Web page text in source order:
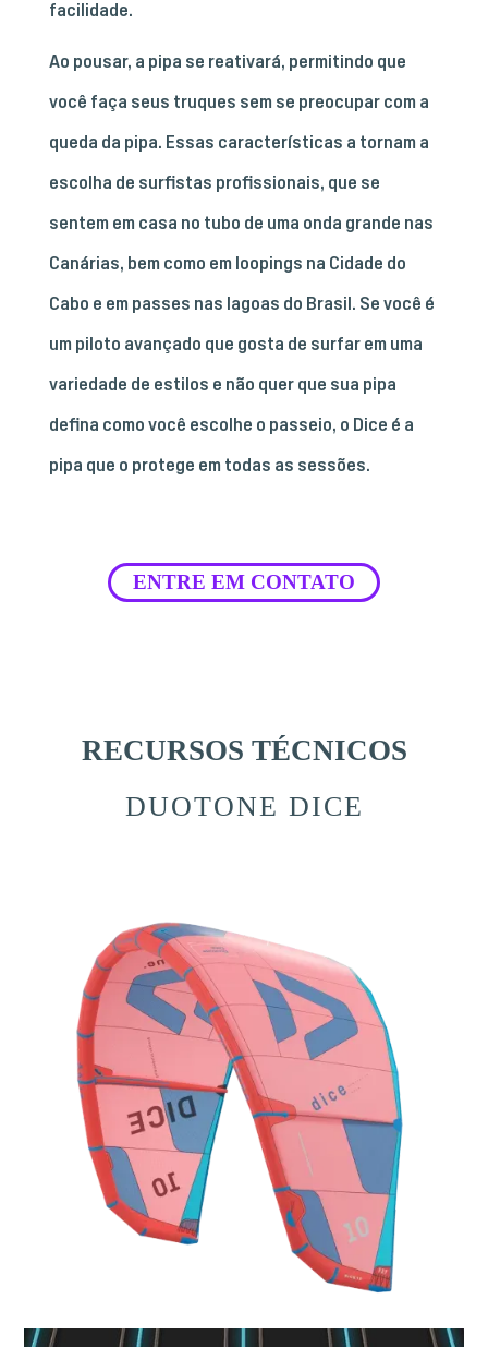
facilidade.
Ao pousar, a pipa se reativará, permitindo que
você faça seus truques sem se preocupar com a
queda da pipa. Essas características a tornam a
escolha de surfistas profissionais, que se
sentem em casa no tubo de uma onda grande nas
Canárias, bem como em loopings na Cidade do
Cabo e em passes nas lagoas do Brasil. Se você é
um piloto avançado que gosta de surfar em uma
variedade de estilos e não quer que sua pipa
defina como você escolhe o passeio, o Dice é a
pipa que o protege em todas as sessões.
ENTRE EM CONTATO
RECURSOS TÉCNICOS
DUOTONE DICE